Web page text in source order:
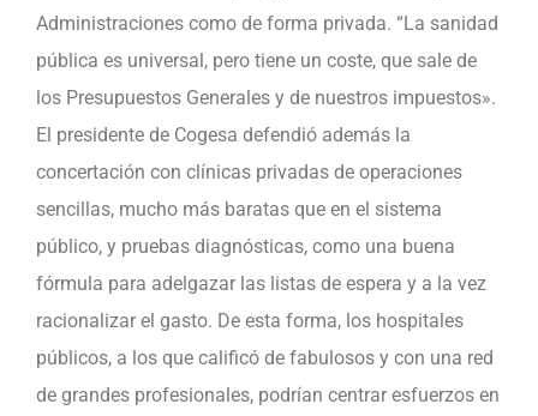
Administraciones como de forma privada. “La sanidad
pública es universal, pero tiene un coste, que sale de
los Presupuestos Generales y de nuestros impuestos».
El presidente de Cogesa defendió además la
concertación con clínicas privadas de operaciones
sencillas, mucho más baratas que en el sistema
público, y pruebas diagnósticas, como una buena
fórmula para adelgazar las listas de espera y a la vez
racionalizar el gasto. De esta forma, los hospitales
públicos, a los que calificó de fabulosos y con una red
de grandes profesionales, podrían centrar esfuerzos en